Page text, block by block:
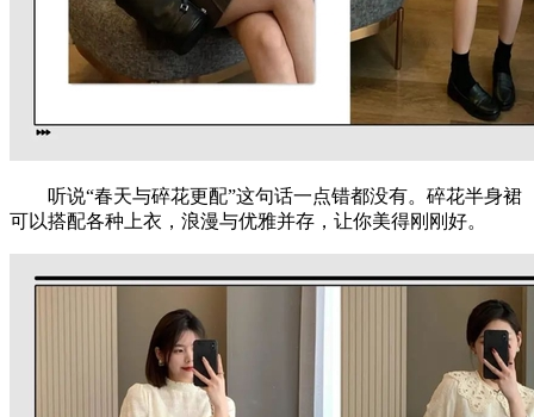
听说“春天与碎花更配”这句话一点错都没有。碎花半身裙
可以搭配各种上衣，浪漫与优雅并存，让你美得刚刚好。